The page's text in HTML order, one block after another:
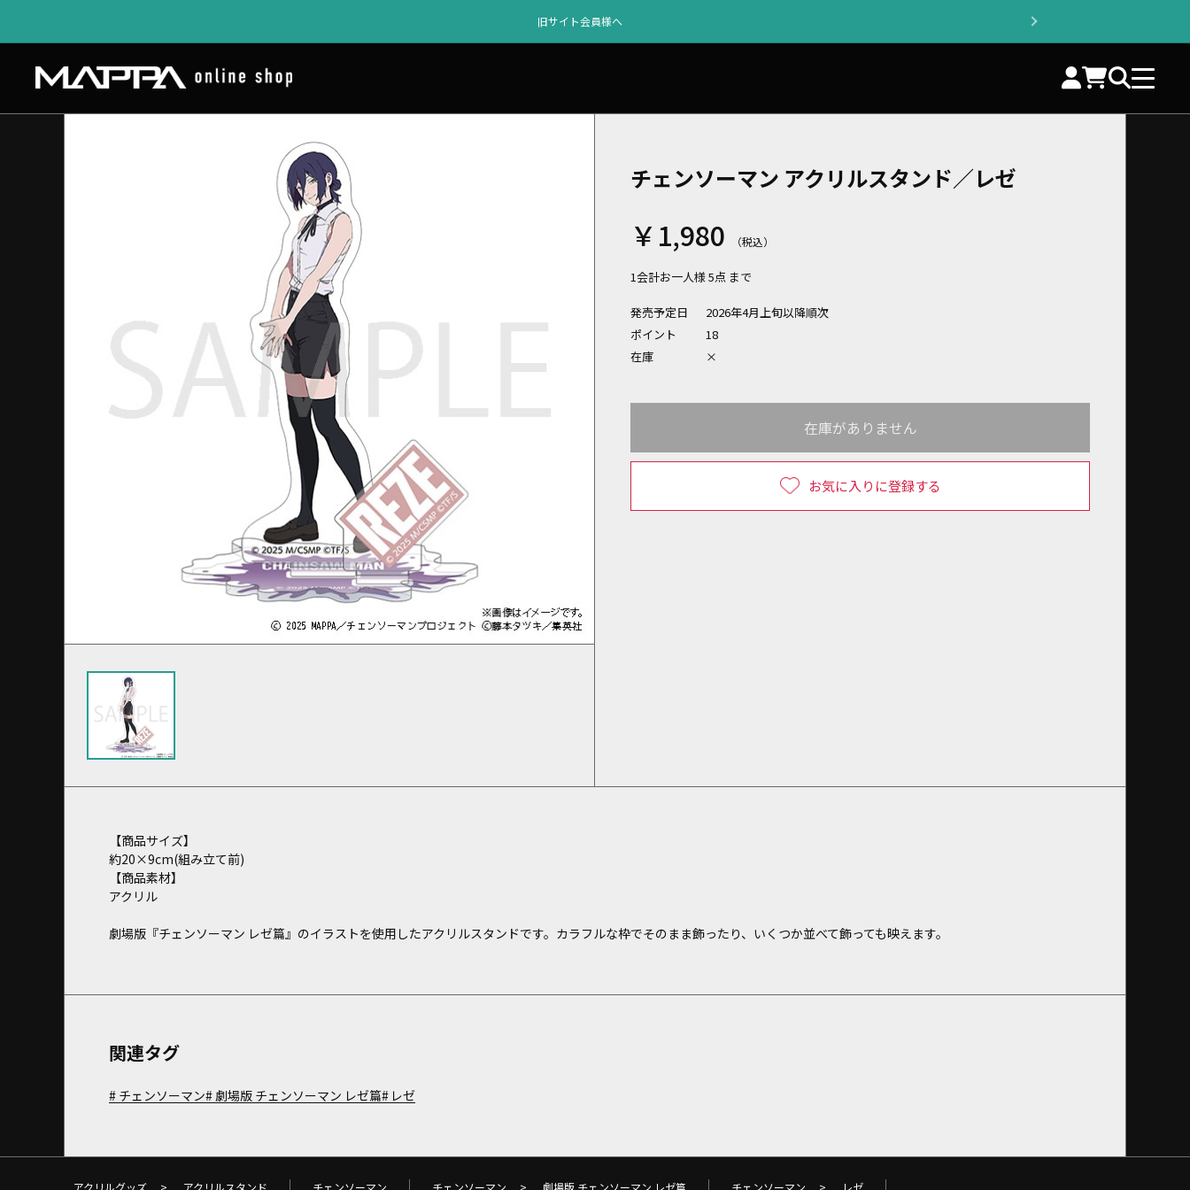
旧サイト会員様へ
チェンソーマン アクリルスタンド／レゼ
￥1,980
1会計お一人様 5点 まで
発売予定日
2026年4月上旬以降順次
ポイント
18
在庫
×
お気に入りに登録する
在庫がありません
【商品サイズ】
約20×9cm(組み立て前)
【商品素材】
アクリル
劇場版『チェンソーマン レゼ篇』のイラストを使用したアクリルスタンドです。カラフルな枠でそのまま飾ったり、いくつか並べて飾っても映えます。
関連タグ
チェンソーマン 劇場版 チェンソーマン レゼ篇 レゼ
アクリルグッズ > アクリルスタンド チェンソーマン チェンソーマン > 劇場版 チェンソーマン レゼ篇 チェンソーマン > レゼ